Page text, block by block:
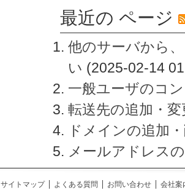
最近の ページ
他のサーバから
い (2025-02-14
一般ユーザのコ
転送先の追加・
ドメインの追加
メールアドレス
サイトマップ よくある質問 お問い合わせ
会社案